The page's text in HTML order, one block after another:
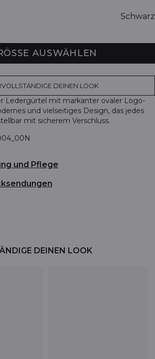
Schwarz
AUSWÄHLEN
DEINEN LOOK
Ledergürtel mit markanter ovaler Logo-
und vielseitiges Design, das jedes
mit sicherem Verschluss.
und Pflege
DEINEN LOOK